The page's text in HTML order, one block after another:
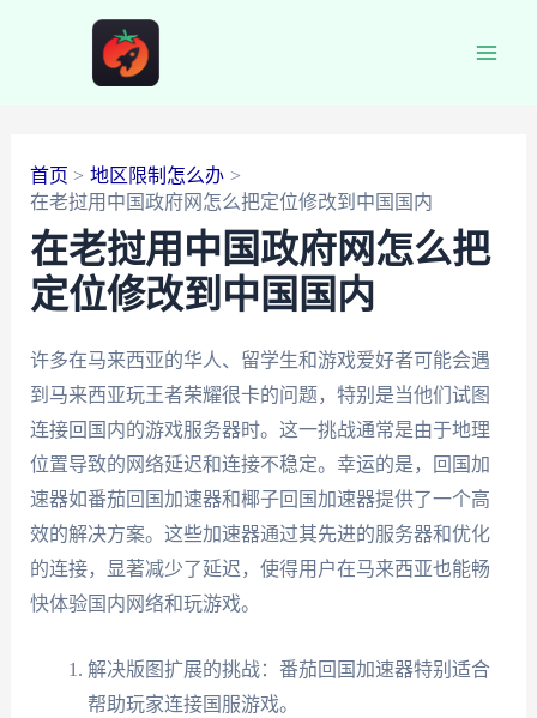
首页
地区限制怎么办
在老挝用中国政府网怎么把定位修改到中国国内
在老挝用中国政府网怎么把
定位修改到中国国内
许多在马来西亚的华人、留学生和游戏爱好者可能会遇
到马来西亚玩王者荣耀很卡的问题，特别是当他们试图
连接回国内的游戏服务器时。这一挑战通常是由于地理
位置导致的网络延迟和连接不稳定。幸运的是，回国加
速器如番茄回国加速器和椰子回国加速器提供了一个高
效的解决方案。这些加速器通过其先进的服务器和优化
的连接，显著减少了延迟，使得用户在马来西亚也能畅
快体验国内网络和玩游戏。
解决版图扩展的挑战：番茄回国加速器特别适合
帮助玩家连接国服游戏。